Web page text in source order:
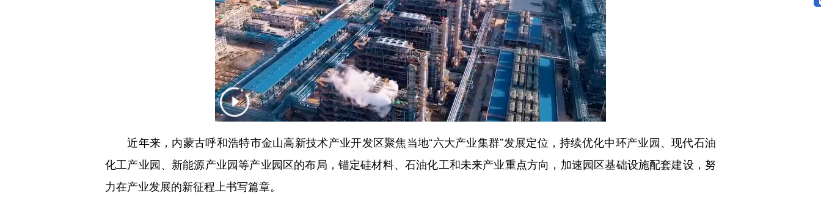
近年来，内蒙古呼和浩特市金山高新技术产业开发区聚焦当地“六大产业集群”发展定位，持续优化中环产业园、现代石油
化工产业园、新能源产业园等产业园区的布局，锚定硅材料、石油化工和未来产业重点方向，加速园区基础设施配套建设，努
力在产业发展的新征程上书写篇章。